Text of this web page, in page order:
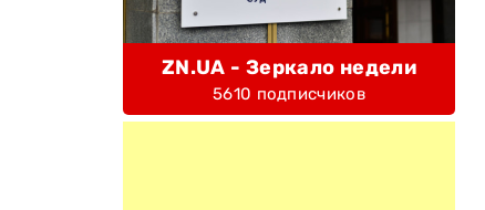
ZN.UA - Зеркало недели
5610 подписчиков